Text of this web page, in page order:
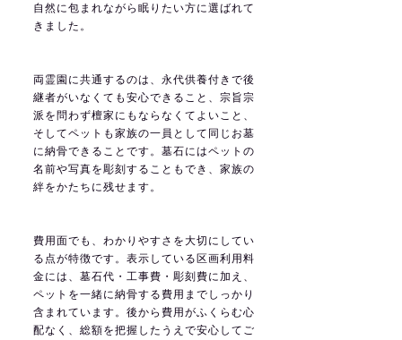
自然に包まれながら眠りたい方に選ばれて
きました。
両霊園に共通するのは、永代供養付きで後
継者がいなくても安心できること、宗旨宗
派を問わず檀家にもならなくてよいこと、
そしてペットも家族の一員として同じお墓
に納骨できることです。墓石にはペットの
名前や写真を彫刻することもでき、家族の
絆をかたちに残せます。
費用面でも、わかりやすさを大切にしてい
る点が特徴です。表示している区画利用料
金には、墓石代・工事費・彫刻費に加え、
ペットを一緒に納骨する費用までしっかり
含まれています。後から費用がふくらむ心
配なく、総額を把握したうえで安心してご